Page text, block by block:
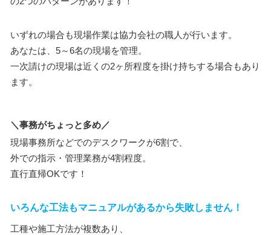
いずれの場合も現場作業は協力会社の職人が行います。
あなたは、5～6名の現場を管理。
一次請けの現場は近くの2ヶ所程度を掛け持ちする場合もあり
ます。
＼事務がちょっと多め／
現場事務所などでのデスクワークが6割で、
外での指示・管理業務が4割程度。
直行直帰OKです！
いろんな工法もマニュアルがあるから失敗しません！
工種や施工方法が複数あり、